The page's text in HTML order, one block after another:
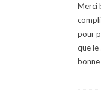
Merci
pour
que le